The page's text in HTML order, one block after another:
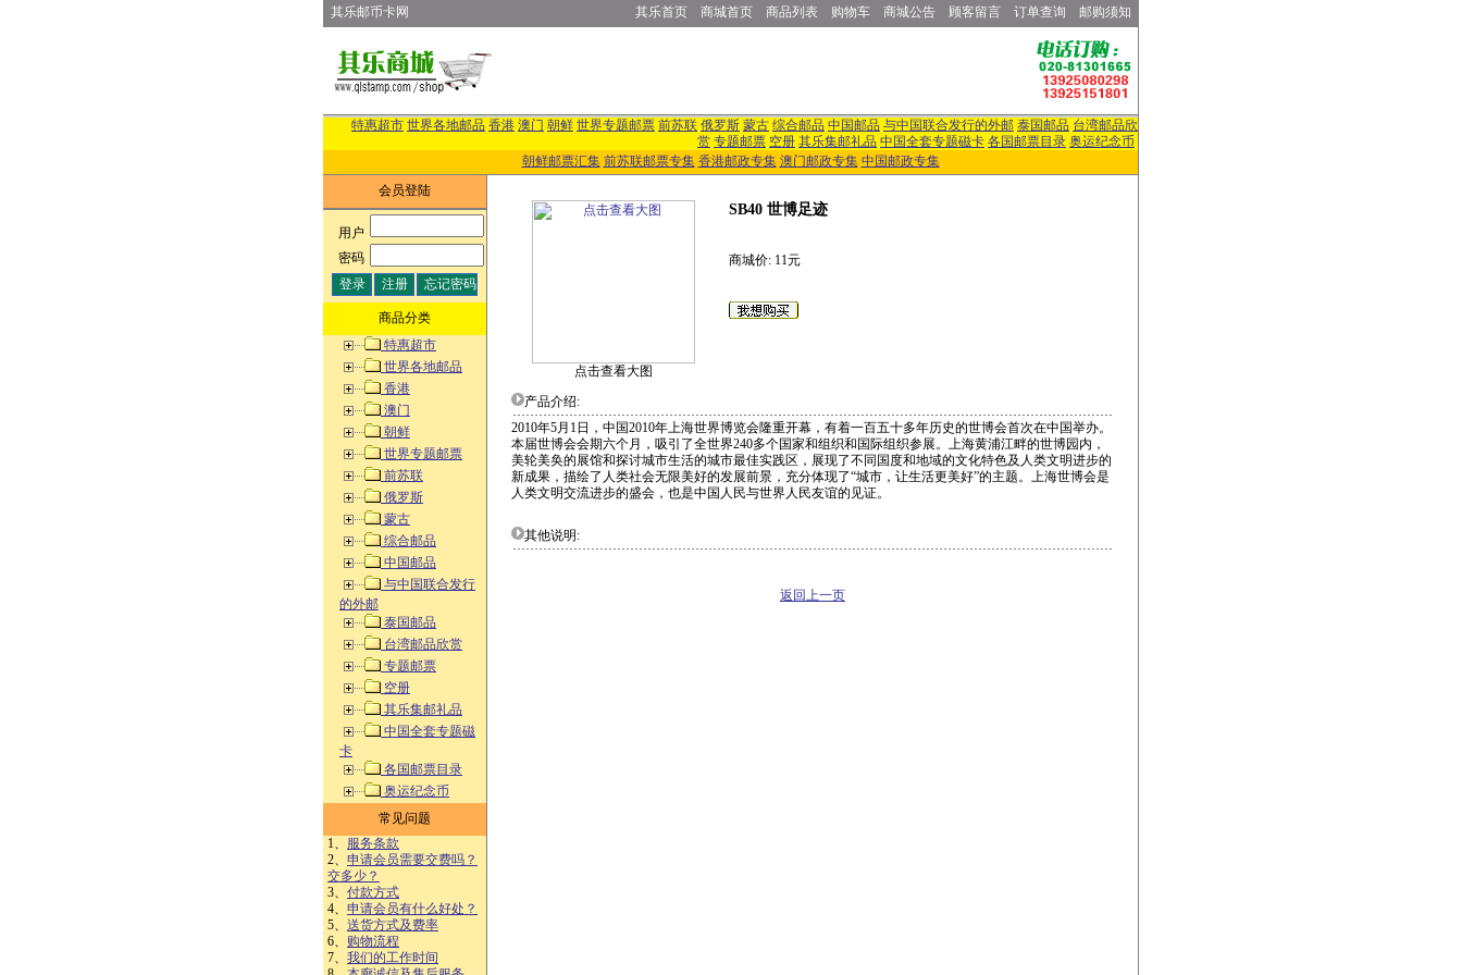
其乐邮币卡网 其乐首页 商城首页 商品列表 购物车 商城公告 顾客留言 订单查询 邮购须知
特惠超市 世界各地邮品 香港 澳门 朝鲜 世界专题邮票 前苏联 俄罗斯 蒙古 综合邮品 中国邮品 与中国联合发行的外邮 泰国邮品 台湾邮品欣
赏 专题邮票 空册 其乐集邮礼品 中国全套专题磁卡 各国邮票目录 奥运纪念币
朝鲜邮票汇集 前苏联邮票专集 香港邮政专集 澳门邮政专集 中国邮政专集
会员登陆
用户:
密码:
商品分类
特惠超市
世界各地邮品
香港
澳门
朝鲜
世界专题邮票
前苏联
俄罗斯
蒙古
综合邮品
中国邮品
与中国联合发行
的外邮
泰国邮品
台湾邮品欣赏
专题邮票
空册
其乐集邮礼品
中国全套专题磁
卡
各国邮票目录
奥运纪念币
常见问题
1、 服务条款
2、 申请会员需要交费吗？
交多少？
3、 付款方式
4、 申请会员有什么好处？
5、 送货方式及费率
6、 购物流程
7、 我们的工作时间
点击查看大图
SB40 世博足迹
商城价: 11元
产品介绍:
2010年5月1日，中国2010年上海世界博览会隆重开幕，有着一百五十多年历史的世博会首次在中国举办。
本届世博会会期六个月，吸引了全世界240多个国家和组织和国际组织参展。上海黄浦江畔的世博园内，
美轮美奂的展馆和探讨城市生活的城市最佳实践区，展现了不同国度和地域的文化特色及人类文明进步的
新成果，描绘了人类社会无限美好的发展前景，充分体现了“城市，让生活更美好”的主题。上海世博会是
人类文明交流进步的盛会，也是中国人民与世界人民友谊的见证。
其他说明:
返回上一页